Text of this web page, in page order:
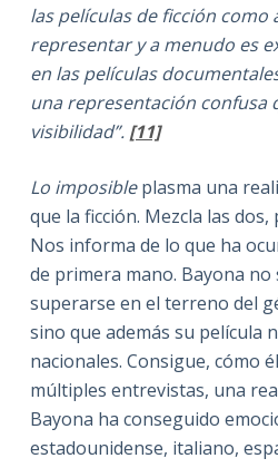
las películas de ficción como
representar y a menudo es
en las películas
una representación confusa
visibilidad”. [11]
Lo imposibleplasma una
que la ficción. Mezcla las
Nos informa de lo que ha
de primera mano. Bayona no
superarse en el terreno del
sino que además su película
nacionales. Consigue, cómo
múltiples entrevistas, una
Bayona ha conseguido
estadounidense, italiano,